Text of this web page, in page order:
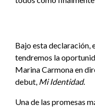
Bajo esta declaración,
tendremos la
Marina Carmona en
debut, Mi Identidad.
Una de las promesas